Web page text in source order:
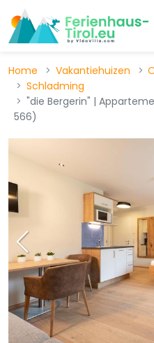
Home Vakantiehuizen
Schladming
"die Bergerin" |
566)